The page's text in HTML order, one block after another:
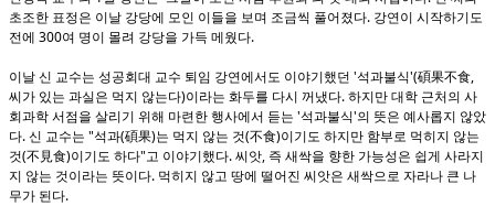
초조한 표정은 이날 강당에 모인 이들을 보며 조금씩 풀어졌다. 강연이 시작하기도
전에 300여 명이 몰려 강당을 가득 메웠다.
이날 신 교수는 성공회대 교수 퇴임 강연에서도 이야기했던 '석과불식'(碩果不食,
씨가 있는 과실은 먹지 않는다)이라는 화두를 다시 꺼냈다. 하지만 대학 근처의 사
회과학 서점을 살리기 위해 마련한 행사에서 듣는 '석과불식'의 뜻은 예사롭지 않았
다. 신 교수는 "석과(碩果)는 먹지 않는 것(不食)이기도 하지만 함부로 먹히지 않는
것(不見食)이기도 하다"고 이야기했다. 씨앗, 즉 새싹을 향한 가능성은 쉽게 사라지
지 않는 것이라는 뜻이다. 먹히지 않고 땅에 떨어진 씨앗은 새싹으로 자라나 큰 나
무가 된다.